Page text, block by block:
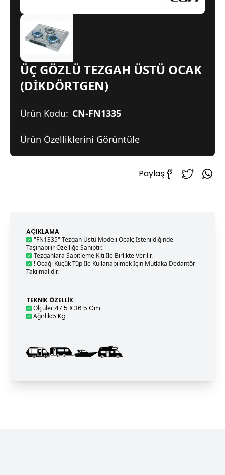
ÜÇ GÖZLÜ TEZGAH ÜSTÜ OCAK
(DİKDÖRTGEN)
Ürün Kodu: CN-FN1335
Ürün Özelliklerini Görüntüle
Paylaş:
AÇIKLAMA
"FN1335" Tezgah Üstü Modeli Ocak; Istenildiğinde
Taşınabilir Özelliğe Sahiptir.
Tezgahlara Sabitleme Kiti Ile Birlikte Verilir.
! Ocağı Küçük Tüp Ile Kullanabilmek Için Mutlaka Dedantör
Takılmalıdır.
TEKNIK ÖZELLIK
Ölçüler:47.5 X 36.5 Cm
Ağırlık:5 Kg